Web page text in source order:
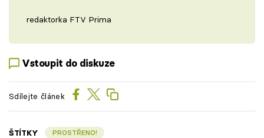
redaktorka FTV Prima
Vstoupit do diskuze
Sdílejte článek
ŠTÍTKY PROSTŘENO!